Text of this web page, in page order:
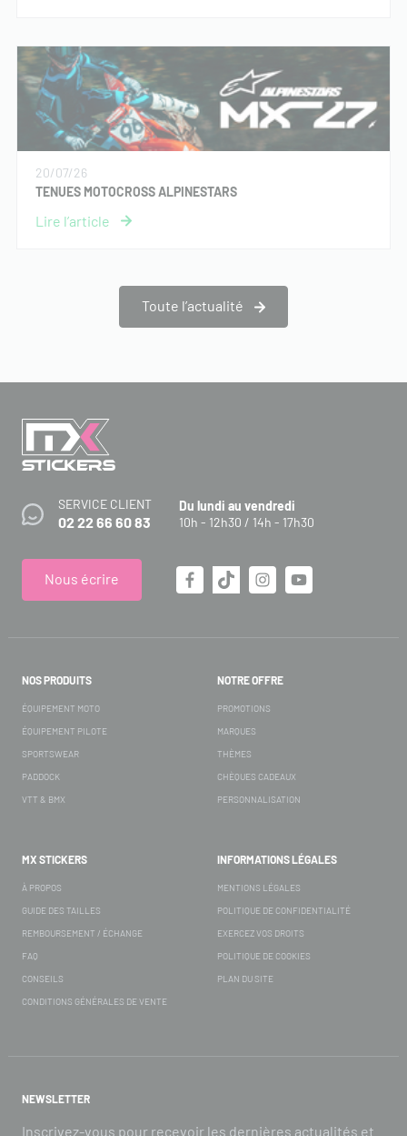
20/07/26
TENUES MOTOCROSS ALPINESTARS
Toute l’actualité
SERVICE CLIENT
02 22 66 60 83
Du lundi au vendredi
10h - 12h30 / 14h - 17h30
Nous écrire
NOS PRODUITS
ÉQUIPEMENT MOTO
ÉQUIPEMENT PILOTE
SPORTSWEAR
PADDOCK
VTT & BMX
NOTRE OFFRE
PROMOTIONS
MARQUES
THÈMES
CHÈQUES CADEAUX
PERSONNALISATION
MX STICKERS
À PROPOS
GUIDE DES TAILLES
REMBOURSEMENT / ÉCHANGE
FAQ
CONSEILS
CONDITIONS GÉNÉRALES DE VENTE
INFORMATIONS LÉGALES
MENTIONS LÉGALES
POLITIQUE DE CONFIDENTIALITÉ
EXERCEZ VOS DROITS
POLITIQUE DE COOKIES
PLAN DU SITE
NEWSLETTER
Inscrivez-vous pour recevoir les dernières actualités et